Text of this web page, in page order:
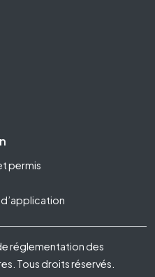
permis
réglementation des
Tous droits réservés.